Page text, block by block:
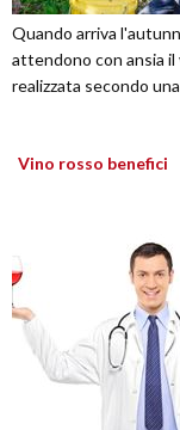
Quando arriva
attendono con ansia il
realizzata secondo
Vino rosso benefici